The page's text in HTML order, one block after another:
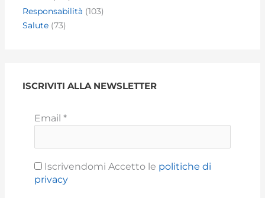
Responsabilità (103)
Salute (73)
ISCRIVITI ALLA NEWSLETTER
Email*
Iscrivendomi Accetto le politiche di
privacy